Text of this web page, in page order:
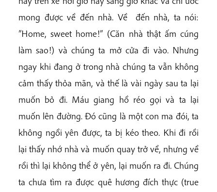
mong được về đến nhà. Về đến nhà, ta nói:
”Home, sweet home!” (Căn nhà thật ấm cúng
làm sao!) và chúng ta mở cửa đi vào. Nhưng
ngay khi đang ở trong nhà chúng ta vẫn không
cảm thấy thỏa mãn, và thế là vài ngày sau ta lại
muốn bỏ đi. Máu giang hồ réo gọi và ta lại
muốn lên đường. Đó cũng là một con ma đói, ta
không ngồi yên được, ta bị kéo theo. Khi đi rồi
lại thấy nhớ nhà và muốn quay trở về, nhưng về
rồi thì lại không thể ở yên, lại muốn ra đi. Chúng
ta chưa tìm ra được quê hương đích thực (true